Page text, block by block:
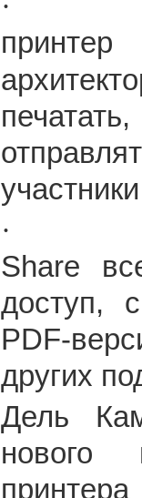
·
Share
доступ,
PDF-
других
Дель
нового